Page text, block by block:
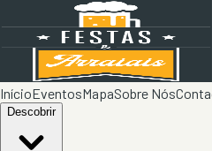
InícioEventosMapaSobre Nós
Descobrir